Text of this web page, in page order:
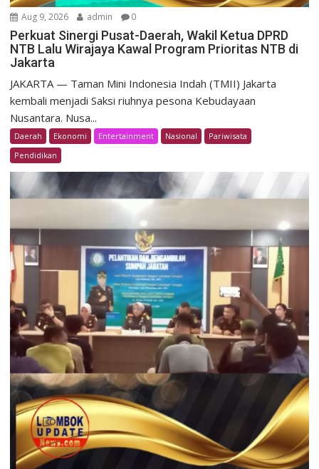
Aug 9, 2026 admin 0
Perkuat Sinergi Pusat-Daerah, Wakil Ketua DPRD
NTB Lalu Wirajaya Kawal Program Prioritas NTB di
Jakarta
JAKARTA — Taman Mini Indonesia Indah (TMII) Jakarta
kembali menjadi Saksi riuhnya pesona Kebudayaan
Nusantara. Nusa...
Daerah Ekonomi Entertainment Nasional
Pariwisata
Pendidikan